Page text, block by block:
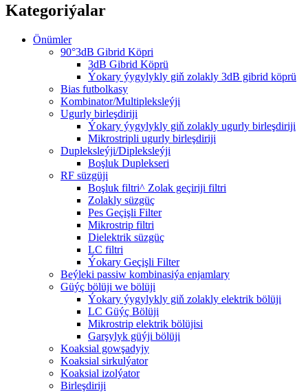
Kategoriýalar
Önümler
90°3dB Gibrid Köpri
3dB Gibrid Köprü
Ýokary ýygylykly giň zolakly 3dB gibrid köprü
Bias futbolkasy
Kombinator/Multipleksleýji
Ugurly birleşdiriji
Ýokary ýygylykly giň zolakly ugurly birleşdiriji
Mikrostripli ugurly birleşdiriji
Dupleksleýji/Dipleksleýji
Boşluk Duplekseri
RF süzgüji
Boşluk filtri^ Zolak geçiriji filtri
Zolakly süzgüç
Pes Geçişli Filter
Mikrostrip filtri
Dielektrik süzgüç
LC filtri
Ýokary Geçişli Filter
Beýleki passiw kombinasiýa enjamlary
Güýç bölüji we bölüji
Ýokary ýygylykly giň zolakly elektrik bölüji
LC Güýç Bölüji
Mikrostrip elektrik bölüjisi
Garşylyk güýji bölüji
Koaksial gowşadyjy
Koaksial sirkulýator
Koaksial izolýator
Birleşdiriji